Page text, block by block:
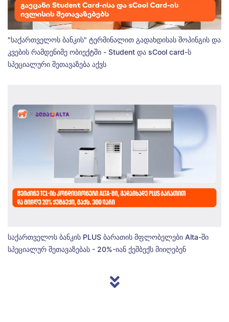
"საქართველოს ბანკის" ტერმინალით გადახდისას შოპინგის და
კვების რამდენიმე ობიექტში - Student და sCool card-ს
სპეციალური შეთავაზება აქვს
საქართველოს ბანკის PLUS ბარათის მფლობელები Alta-ში
სპეციალურ შეთავაზებას - 20%-იან ქეშბექს მიიღებენ